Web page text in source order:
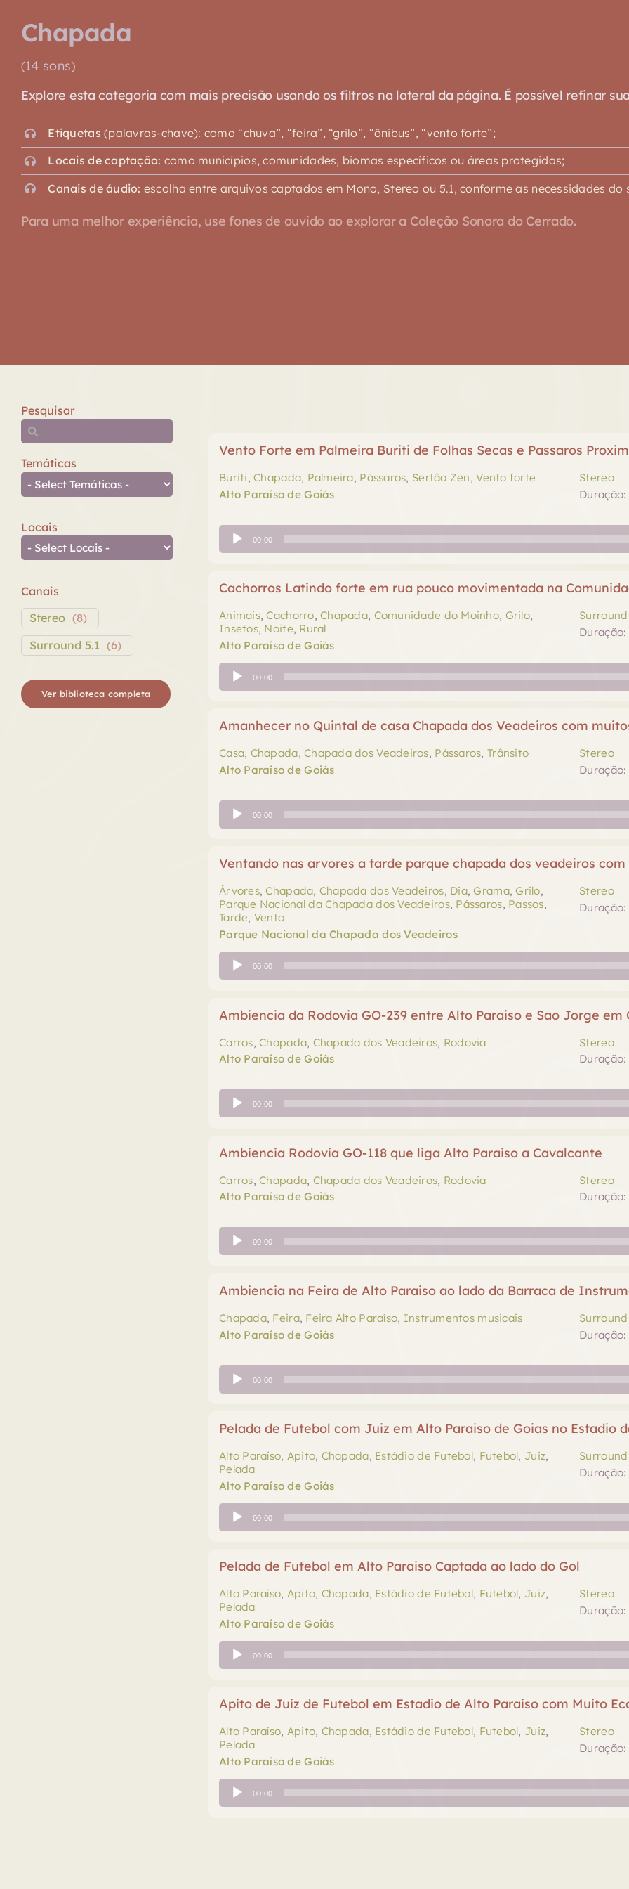
Chapada
(14 sons)
Explore esta categoria com mais precisão usando os filtros na lateral da página. É possível refinar
Etiquetas (palavras-chave): como “chuva”, “feira”, “grilo”, “ônibus”, “vento forte”;
Locais de captação: como municípios, comunidades, biomas específicos ou áreas protegidas;
Canais de áudio: escolha entre arquivos captados em Mono, Stereo ou 5.1, conforme as necessidades do
Para uma melhor experiência, use fones de ouvido ao explorar a Coleção Sonora do Cerrado.
Pesquisar
Temáticas
Locais
Canais
Stereo (8)
Surround 5.1 (6)
Ver biblioteca completa
Vento Forte em Palmeira Buriti de Folhas Secas e Passaros
Buriti,Chapada, Palmeira, Pássaros, Sertão Zen,Vento forte
Alto Paraíso de Goiás
Stereo
Duração:
Tocador
de
00:00
Cachorros Latindo forte em rua pouco movimentada na
Animais,Cachorro,Chapada, Comunidade do Moinho, Grilo,
Insetos, Noite, Rural
Alto Paraíso de Goiás
Surround
Duração:
Tocador
de
00:00
Amanhecer no Quintal de casa Chapada dos Veadeiros com
Casa, Chapada,Chapada dos Veadeiros, Pássaros, Trânsito
Alto Paraíso de Goiás
Stereo
Duração:
Tocador
de
00:00
Ventando nas arvores a tarde parque chapada dos veadeiros
Árvores,Chapada, Chapada dos Veadeiros, Dia,Grama,Grilo,
Parque Nacional da Chapada dos Veadeiros, Pássaros, Passos,
Tarde, Vento
Parque Nacional da Chapada dos Veadeiros
Stereo
Duração:
Tocador
de
00:00
Ambiencia da Rodovia GO-239 entre Alto Paraiso e Sao Jorge em
Carros,Chapada, Chapada dos Veadeiros, Rodovia
Alto Paraíso de Goiás
Stereo
Duração:
Tocador
de
00:00
Ambiencia Rodovia GO-118 que liga Alto Paraiso a Cavalcante
Carros,Chapada, Chapada dos Veadeiros, Rodovia
Alto Paraíso de Goiás
Stereo
Duração:
Tocador
de
00:00
Ambiencia na Feira de Alto Paraiso ao lado da Barraca de
Chapada, Feira, Feira Alto Paraíso, Instrumentos musicais
Alto Paraíso de Goiás
Surround
Duração:
Tocador
de
00:00
Pelada de Futebol com Juiz em Alto Paraiso de Goias no Estadio
Alto Paraíso, Apito, Chapada, Estádio de Futebol, Futebol, Juiz,
Pelada
Alto Paraíso de Goiás
Surround
Duração:
Tocador
de
00:00
Pelada de Futebol em Alto Paraiso Captada ao lado do Gol
Alto Paraíso, Apito, Chapada, Estádio de Futebol, Futebol, Juiz,
Pelada
Alto Paraíso de Goiás
Stereo
Duração:
Tocador
de
00:00
Apito de Juiz de Futebol em Estadio de Alto Paraiso com Muito
Alto Paraíso, Apito, Chapada, Estádio de Futebol, Futebol, Juiz,
Pelada
Alto Paraíso de Goiás
Stereo
Duração:
Tocador
de
00:00